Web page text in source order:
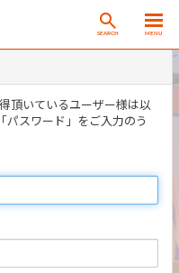
SEARCH MENU
頂いているユーザー様は以
パスワード」をご入力のう